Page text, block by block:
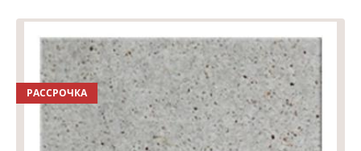
РАССРОЧКА